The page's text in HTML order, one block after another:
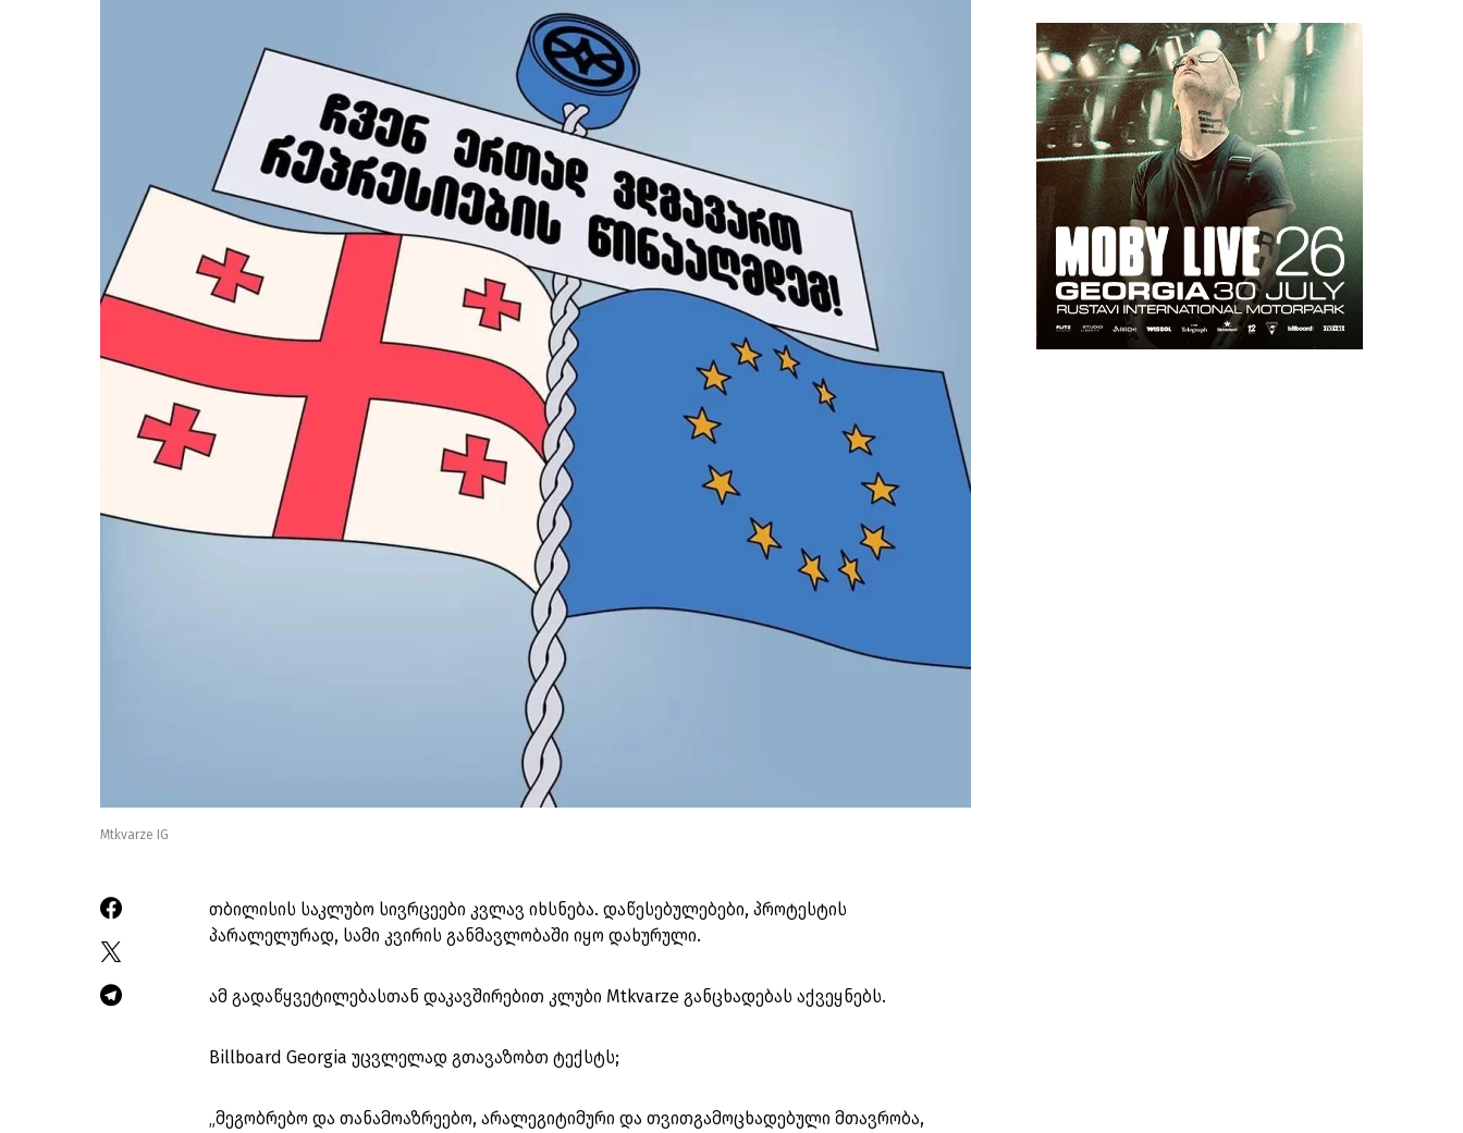
Mtkvarze IG
თბილისის საკლუბო სივრცეები კვლავ იხსნება. დაწესებულებები, პროტესტის
პარალელურად, სამი კვირის განმავლობაში იყო დახურული.
ამ გადაწყვეტილებასთან დაკავშირებით კლუბი Mtkvarze განცხადებას აქვეყნებს.
Billboard Georgia უცვლელად გთავაზობთ ტექსტს;
„მეგობრებო და თანამოაზრეებო, არალეგიტიმური და თვითგამოცხადებული მთავრობა,